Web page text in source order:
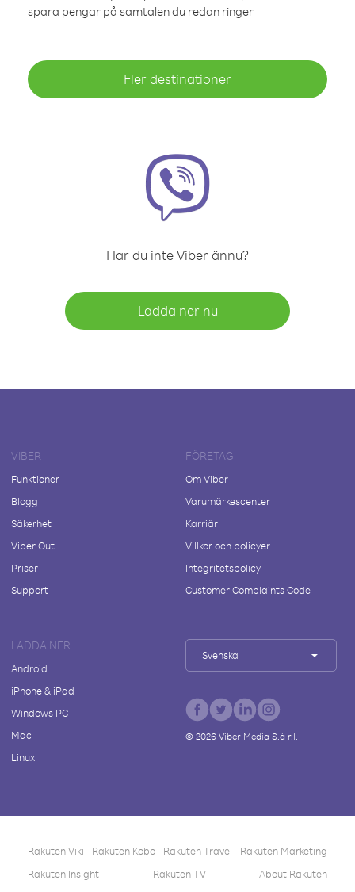
spara pengar på samtalen du redan ringer
Fler destinationer
Har du inte Viber ännu?
Ladda ner nu
VIBER
Funktioner
Blogg
Säkerhet
Viber Out
Priser
Support
FÖRETAG
Om Viber
Varumärkescenter
Karriär
Villkor och policyer
Integritetspolicy
Customer Complaints Code
LADDA NER
Android
iPhone & iPad
Windows PC
Mac
Linux
Svenska
© 2026Viber Media S.à r.l.
Rakuten Viki Rakuten Kobo Rakuten Travel
Rakuten Marketing
Rakuten Insight
Rakuten TV About Rakuten